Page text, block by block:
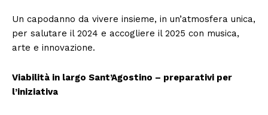
Un capodanno da vivere insieme, in un’atmosfera unica,
per salutare il 2024 e accogliere il 2025 con musica,
arte e innovazione.
Viabilità in largo Sant’Agostino – preparativi per
l’iniziativa